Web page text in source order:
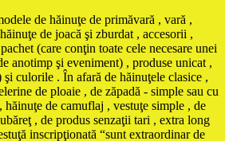
de hăinuţe de primăvară , vară ,
de joacă şi zburdat , accesorii ,
(care conţin toate cele necesare unei
anotimp şi eveniment) , produse unicat ,
culorile . În afară de hăinuţele clasice ,
de ploaie , de zăpadă - simple sau cu
de camuflaj , vestuţe simple , de
, de produs senzaţii tari , extra long
inscripţionată “sunt extraordinar de